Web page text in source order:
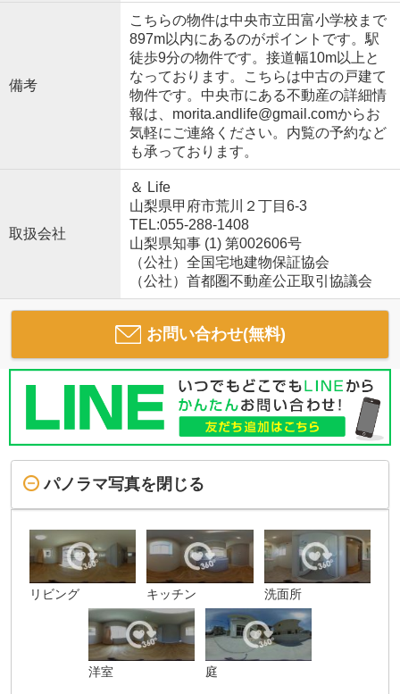
備考
こちらの物件は中央市立田富小学校まで
897m以内にあるのがポイントです。駅
徒歩9分の物件です。接道幅10m以上と
なっております。こちらは中古の戸建て
物件です。中央市にある不動産の詳細情
報は、morita.andlife@gmail.comからお
気軽にご連絡ください。内覧の予約など
も承っております。
取扱会社
＆ Life
山梨県甲府市荒川２丁目6-3
TEL:055-288-1408
山梨県知事 (1) 第002606号
（公社）全国宅地建物保証協会
（公社）首都圏不動産公正取引協議会
お問い合わせ(無料)
パノラマ写真を閉じる
リビング キッチン 洗面所
洋室 庭